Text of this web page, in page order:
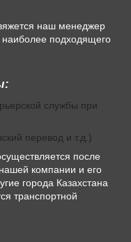
наш менеджер
наиболее подходящего
службы при
перевод и т.д.)
после
компании и его
города Казахстана
транспортной